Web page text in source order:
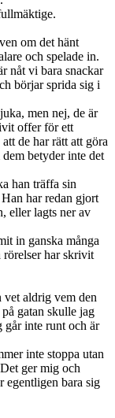
om det hänt
och spelade in.
nåt vi bara snackar
börjar sprida sig i
men nej, de är
offer för ett
de har rätt att göra
betyder inte det
han träffa sin
har redan gjort
eller lagts ner av
in ganska många
rörelser har skrivit
vet aldrig vem den
gatan skulle jag
går inte runt och är
inte stoppa utan
ger mig och
egentligen bara sig